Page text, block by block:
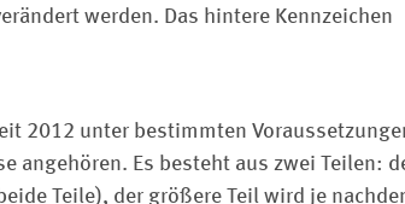
werden. Das hintere Kennzeichen
2012 unter bestimmten
angehören. Es besteht aus zwei Teilen:
Teile), der größere Teil wird je